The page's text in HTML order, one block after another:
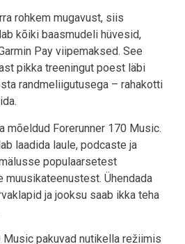
rohkem mugavust, siis
kõiki baasmudeli hüvesid,
Pay viipemaksed. See
pikka treeningut poest läbi
randmeliigutusega – rahakotti
mõeldud Forerunner 170 Music.
laadida laule, podcaste ja
populaarsetest
muusikateenustest. Ühendada
ja jooksu saab ikka teha
Music pakuvad nutikella režiimis